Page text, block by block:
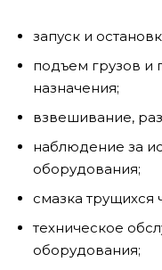
запуск и
подъем грузов и
назначения;
взвешивание,
наблюдение за
оборудования;
смазка трущихся
техническое
оборудования;